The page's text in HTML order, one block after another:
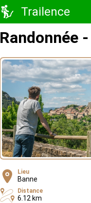
Trailence
Randonnée
Lieu
Banne
Distance
6.12 km